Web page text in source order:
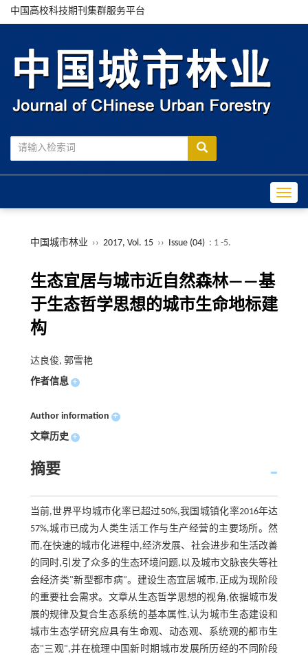
中国高校科技期刊集群服务平台
中国城市林业 ›› 2017, Vol. 15 ›› Issue (04) : 1 -5.
生态宜居与城市近自然森林——基
于生态哲学思想的城市生命地标建
构
达良俊, 郭雪艳
作者信息 +
Author information +
文章历史 +
摘要
当前,世界平均城市化率已超过50%,我国城镇化率2016年达
57%,城市已成为人类生活工作与生产经营的主要场所。然
而,在快速的城市化进程中,经济发展、社会进步和生活改善
的同时,引发了众多的生态环境问题,以及城市文脉丧失等社
会经济类"新型都市病"。建设生态宜居城市,正成为现阶段
的重要社会需求。文章从生态哲学思想的视角,依据城市发
展的规律及复合生态系统的基本属性,认为城市生态建设和
城市生态学研究应具有生命观、动态观、系统观的都市生
态"三观",并在梳理中国新时期城市发展所历经的不同阶段